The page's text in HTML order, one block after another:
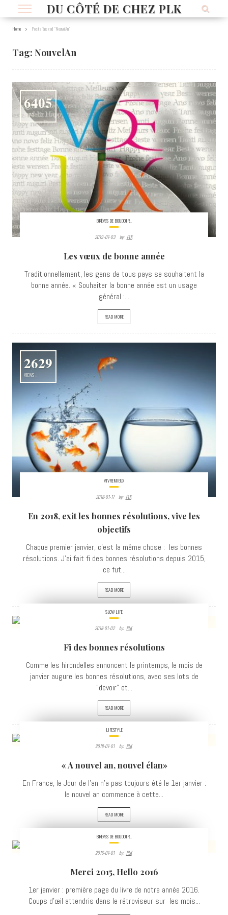
DU CÔTÉ DE CHEZ PLK
Home Posts Tagged "NouvelAn"
Tag: NouvelAn
6405
VIEWS
BRÈVES DE BOUDOIR..
2019-01-03 By: PLK
Les vœux de bonne année
Traditionnellement, les gens de tous pays se souhaitent la
bonne année. « Souhaiter la bonne année est un usage
général :...
READ MORE
2629
VIEWS
VIVREMIEUX
2018-01-17 By: PLK
En 2018, exit les bonnes résolutions, vive les
objectifs
Chaque premier janvier, c'est la même chose : les bonnes
résolutions. J'ai fait fi des bonnes résolutions depuis 2015,
ce fut...
READ MORE
SLOW LIFE
2018-01-02 By: PLK
Fi des bonnes résolutions
Comme les hirondelles annoncent le printemps, le mois de
janvier augure les bonnes résolutions, avec ses lots de
"devoir" et...
READ MORE
LIFESTYLE
2018-01-01 By: PLK
« A nouvel an, nouvel élan»
En France, le Jour de l’an n’a pas toujours été le 1er janvier :
le nouvel an commence à cette...
READ MORE
BRÈVES DE BOUDOIR..
2016-01-01 By: PLK
Merci 2015, Hello 2016
1er janvier : première page du livre de notre année 2016.
Coups d’œil attendris dans le rétroviseur sur les mois...